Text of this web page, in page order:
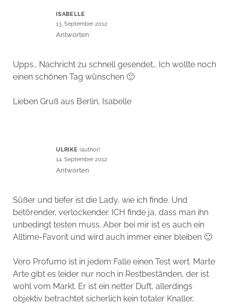
ISABELLE
13. September 2012
Antworten
Upps… Nachricht zu schnell gesendet… Ich wollte noch
einen schönen Tag wünschen 🙂
Lieben Gruß aus Berlin, Isabelle
ULRIKE
14. September 2012
Antworten
Süßer und tiefer ist die Lady, wie ich finde. Und
betörender, verlockender. ICH finde ja, dass man ihn
unbedingt testen muss. Aber bei mir ist es auch ein
Alltime-Favorit und wird auch immer einer bleiben 🙂
Vero Profumo ist in jedem Falle einen Test wert. Marte
Arte gibt es leider nur noch in Restbeständen, der ist
wohl vom Markt. Er ist ein netter Duft, allerdings
objektiv betrachtet sicherlich kein totaler Knaller,